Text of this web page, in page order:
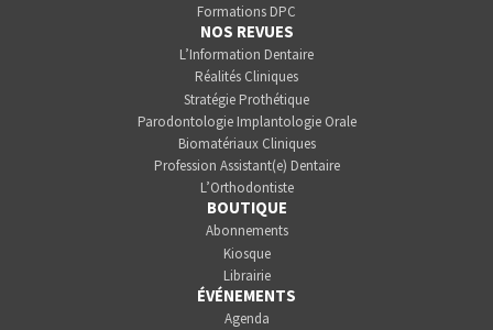
Formations DPC
NOS REVUES
L’Information Dentaire
Réalités Cliniques
Stratégie Prothétique
Parodontologie Implantologie Orale
Biomatériaux Cliniques
Profession Assistant(e) Dentaire
L’Orthodontiste
BOUTIQUE
Abonnements
Kiosque
Librairie
ÉVÉNEMENTS
Agenda